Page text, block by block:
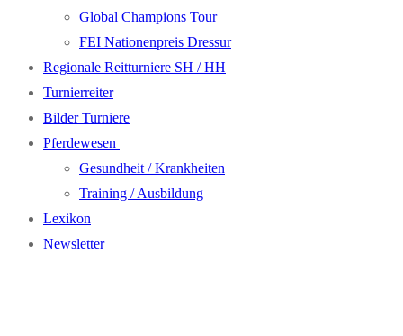
Global Champions Tour
FEI Nationenpreis Dressur
Regionale Reitturniere SH / HH
Turnierreiter
Bilder Turniere
Pferdewesen
Gesundheit / Krankheiten
Training / Ausbildung
Lexikon
Newsletter